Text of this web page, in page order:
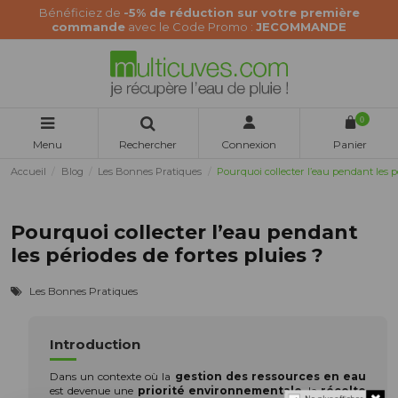
Bénéficiez de -5% de réduction sur votre première
commande avec le Code Promo : JECOMMANDE
Menu Rechercher Connexion
0
Panier
Accueil Blog Les Bonnes Pratiques Pourquoi collecter l’eau pendant les
Pourquoi collecter l’eau pendant
les périodes de fortes pluies ?
Les Bonnes Pratiques
Introduction
Dans un contexte où la gestion des ressources en eau
est devenue une priorité environnementale, larécolte